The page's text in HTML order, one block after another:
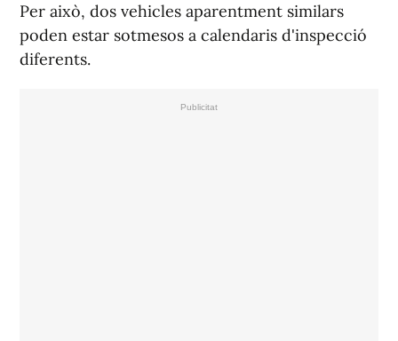
Per això, dos vehicles aparentment similars
poden estar sotmesos a calendaris d'inspecció
diferents.